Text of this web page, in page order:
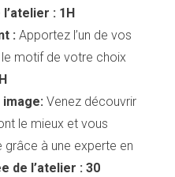
: 1H
:Apportez l’un de vos
motif de votre choix
image:Venez découvrir
le mieux et vous
grâce à une experte en
de l’atelier : 30